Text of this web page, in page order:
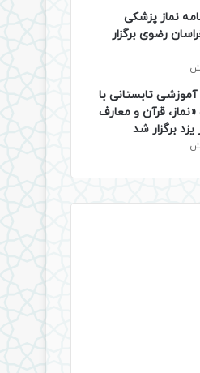
نماز پزشکی
رضوی برگزار
تابستانی با
قرآن و معارف
برگزار شد